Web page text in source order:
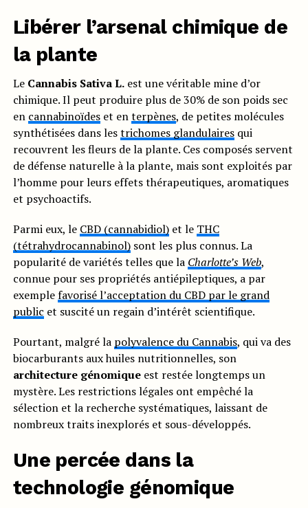
Libérer l’arsenal chimique de
la plante
Le Cannabis Sativa L.est une véritable mine d’or
chimique. Il peut produire plus de 30% de son poids sec
en cannabinoïdeset enterpènes, de petites molécules
synthétisées dans lestrichomes glandulairesqui
recouvrent les fleurs de la plante. Ces composés servent
de défense naturelle à la plante, mais sont exploités par
l’homme pour leurs effets thérapeutiques, aromatiques
et psychoactifs.
Parmi eux, le CBD (cannabidiol)et le THC
(tétrahydrocannabinol)sont les plus connus. La
popularité de variétés telles que la Charlotte’s Web,
connue pour ses propriétés antiépileptiques, a par
exemplefavorisé l’acceptation du CBD par le grand
public et suscité un regain d’intérêt scientifique.
Pourtant, malgré la polyvalence du Cannabis, qui va des
biocarburants aux huiles nutritionnelles, son
architecture génomiqueest restée longtemps un
mystère. Les restrictions légales ont empêché la
sélection et la recherche systématiques, laissant de
nombreux traits inexplorés et sous-développés.
Une percée dans la
technologie génomique